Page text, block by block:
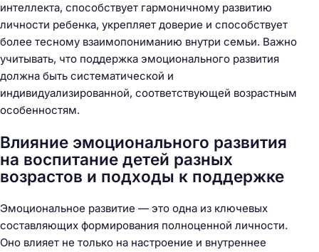
интеллекта, способствует гармоничному развитию
личности ребенка, укрепляет доверие и способствует
более тесному взаимопониманию внутри семьи. Важно
учитывать, что поддержка эмоционального развития
должна быть систематической и
индивидуализированной, соответствующей возрастным
особенностям.
Влияние эмоционального развития
на воспитание детей разных
возрастов и подходы к поддержке
Эмоциональное развитие — это одна из ключевых
составляющих формирования полноценной личности.
Оно влияет не только на настроение и внутреннее